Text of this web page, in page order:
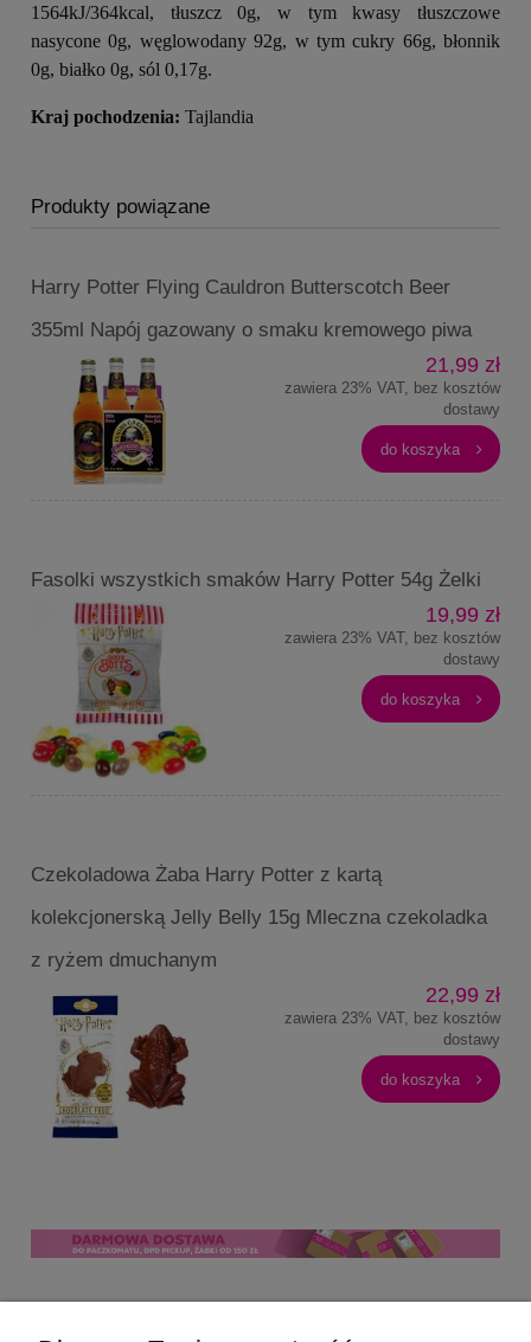
1564kJ/364kcal, tłuszcz 0g, w tym kwasy tłuszczowe
nasycone 0g, węglowodany 92g, w tym cukry 66g, błonnik
0g, białko 0g, sól 0,17g.
Kraj pochodzenia: Tajlandia
Produkty powiązane
Harry Potter Flying Cauldron Butterscotch Beer
355ml Napój gazowany o smaku kremowego piwa
21,99 zł
zawiera 23% VAT, bez kosztów
dostawy
do koszyka
Fasolki wszystkich smaków Harry Potter 54g Żelki
19,99 zł
zawiera 23% VAT, bez kosztów
dostawy
do koszyka
Czekoladowa Żaba Harry Potter z kartą
kolekcjonerską Jelly Belly 15g Mleczna czekoladka
z ryżem dmuchanym
22,99 zł
zawiera 23% VAT, bez kosztów
dostawy
do koszyka